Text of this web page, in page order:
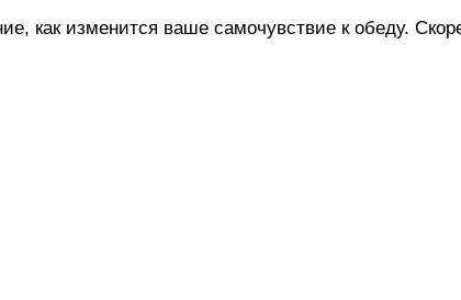
как изменится ваше самочувствие к обеду.